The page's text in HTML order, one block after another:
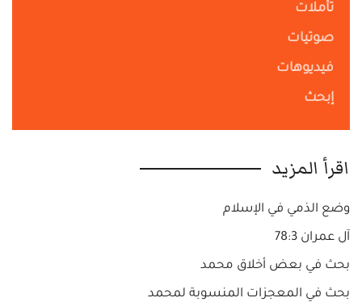
تأملات
صوتيات
فيديوهات
إبحث
اقرأ المزيد
وضع الذمي في الإسلام
آل عمران 78:3
بحث في بعض أخلاق محمد
بحث في المعجزات المنسوبة لمحمد